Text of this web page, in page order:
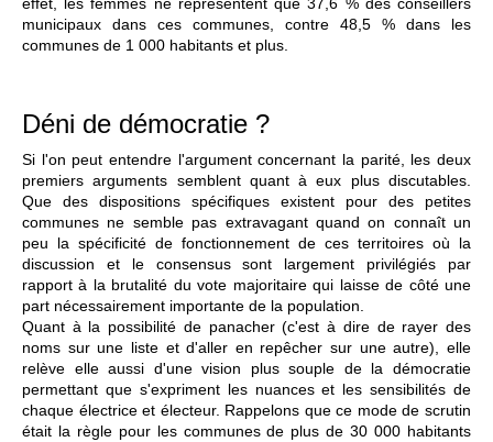
effet, les femmes ne représentent que 37,6 % des conseillers
municipaux dans ces communes, contre 48,5 % dans les
communes de 1 000 habitants et plus.
Déni de démocratie ?
Si l'on peut entendre l'argument concernant la parité, les deux
premiers arguments semblent quant à eux plus discutables.
Que des dispositions spécifiques existent pour des petites
communes ne semble pas extravagant quand on connaît un
peu la spécificité de fonctionnement de ces territoires où la
discussion et le consensus sont largement privilégiés par
rapport à la brutalité du vote majoritaire qui laisse de côté une
part nécessairement importante de la population.
Quant à la possibilité de panacher (c'est à dire de rayer des
noms sur une liste et d'aller en repêcher sur une autre), elle
relève elle aussi d'une vision plus souple de la démocratie
permettant que s'expriment les nuances et les sensibilités de
chaque électrice et électeur. Rappelons que ce mode de scrutin
était la règle pour les communes de plus de 30 000 habitants